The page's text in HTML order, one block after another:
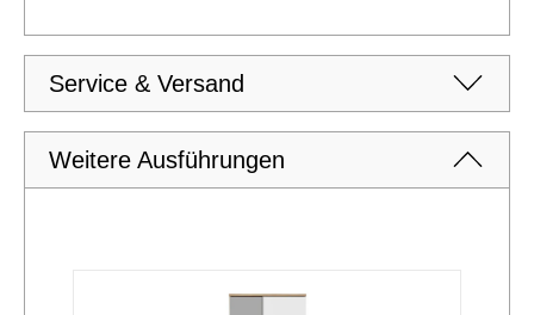
Service & Versand
Weitere Ausführungen